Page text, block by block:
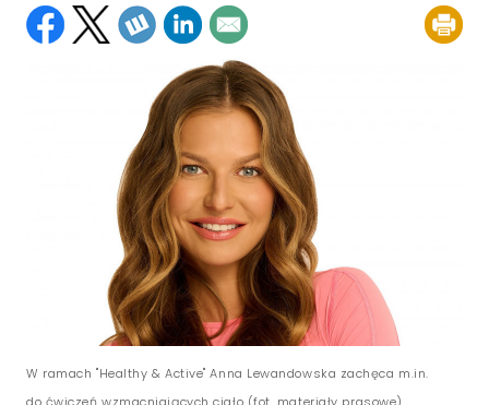
W ramach "Healthy & Active" Anna Lewandowska zachęca m.in.